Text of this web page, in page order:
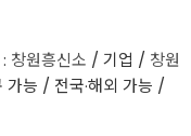
창원흥신소 / 기업 / 창원
가능 / 전국·해외 가능 /